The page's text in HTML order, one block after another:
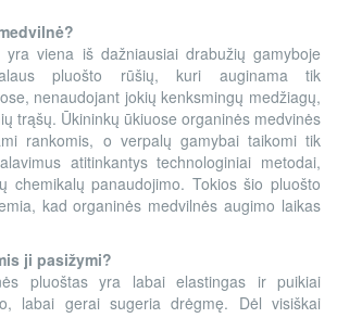
yra viena iš dažniausiai drabužių gamyboje
pluošto rūšių, kuri auginama tik
nenaudojant jokių kenksmingų medžiagų,
trąšų. Ūkininkų ūkiuose organinės medvinės
rankomis, o verpalų gamybai taikomi tik
atitinkantys technologiniai metodai,
chemikalų panaudojimo. Tokios šio pluošto
kad organinės medvilnės augimo laikas
ji pasižymi?
pluoštas yra labai elastingas ir puikiai
labai gerai sugeria drėgmę. Dėl visiškai